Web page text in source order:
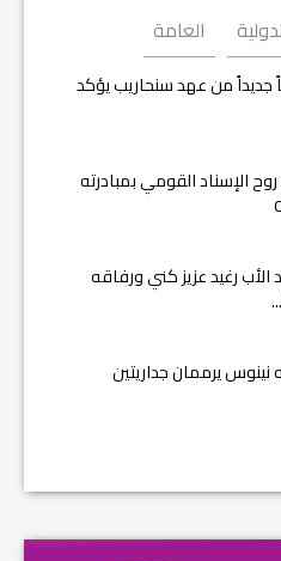
العامة
من عهد سنحاريب يؤكد
الإسناد القومي بمبادرته
لاستشهاد الأب رغيد عزيز كني ورفاقه
نينوس يرممان جداريتين